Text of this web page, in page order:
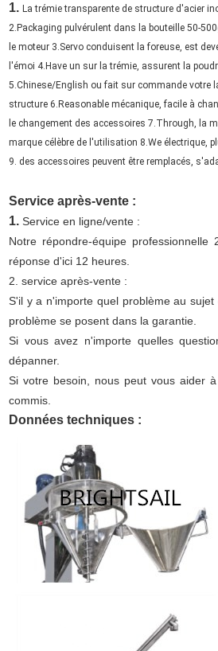
1. La trémie transparente de structure d'acier
2.Packaging pulvérulent dans la bouteille 50-
le moteur 3.Servo conduisent la foreuse, est
l'émoi 4.Have un sur la trémie, assurent la
5.Chinese/English ou fait sur commande votre
structure 6.Reasonable mécanique, facile à
le changement des accessoires 7.Through, la
marque célèbre de l'utilisation 8.We électrique,
9. des accessoires peuvent être remplacés,
Service après-vente :
1. Service en ligne/vente :
Notre répondre-équipe
réponse d'ici 12 heures.
2. service après-vente :
S'il y a n'importe quel problème au
problème se posent dans la garantie.
Si vous avez n'importe quelles
dépanner.
Si votre besoin, nous peut vous aider
commis.
Données techniques :